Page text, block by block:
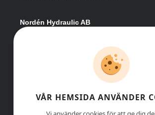
Nordén Hydraulic AB
info@nordenhydraulic.se
Org-nr: 556531-8424
VÅR HEMSIDA ANVÄNDER